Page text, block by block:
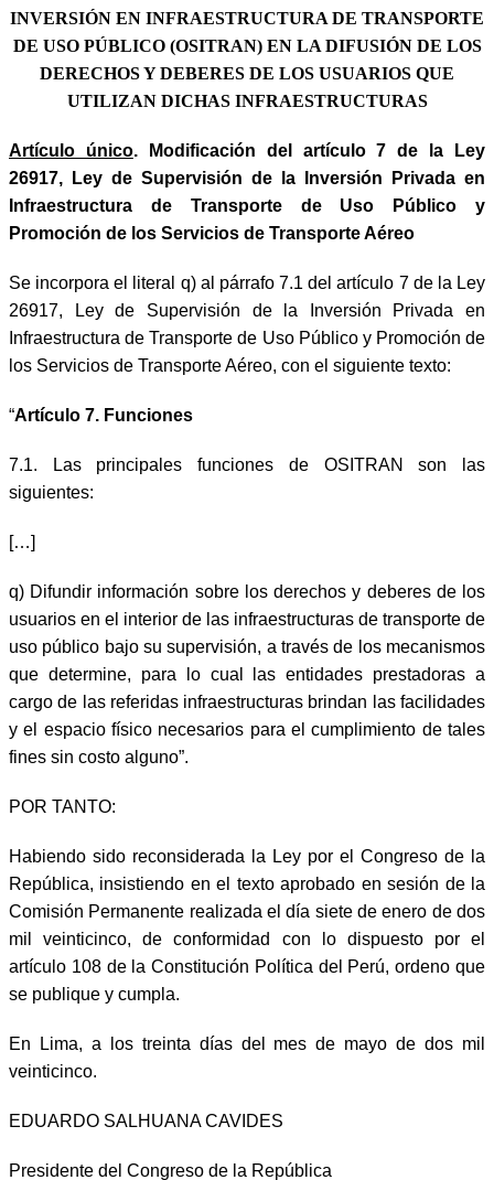
INVERSIÓN EN INFRAESTRUCTURA DE TRANSPORTE
DE USO PÚBLICO (OSITRAN) EN LA DIFUSIÓN DE LOS
DERECHOS Y DEBERES DE LOS USUARIOS QUE
UTILIZAN DICHAS INFRAESTRUCTURAS
Artículo único. Modificación del artículo 7 de la Ley
26917, Ley de Supervisión de la Inversión Privada en
Infraestructura de Transporte de Uso Público y
Promoción de los Servicios de Transporte Aéreo
Se incorpora el literal q) al párrafo 7.1 del artículo 7 de la Ley
26917, Ley de Supervisión de la Inversión Privada en
Infraestructura de Transporte de Uso Público y Promoción de
los Servicios de Transporte Aéreo, con el siguiente texto:
“Artículo 7. Funciones
7.1. Las principales funciones de OSITRAN son las
siguientes:
[…]
q) Difundir información sobre los derechos y deberes de los
usuarios en el interior de las infraestructuras de transporte de
uso público bajo su supervisión, a través de los mecanismos
que determine, para lo cual las entidades prestadoras a
cargo de las referidas infraestructuras brindan las facilidades
y el espacio físico necesarios para el cumplimiento de tales
fines sin costo alguno”.
POR TANTO:
Habiendo sido reconsiderada la Ley por el Congreso de la
República, insistiendo en el texto aprobado en sesión de la
Comisión Permanente realizada el día siete de enero de dos
mil veinticinco, de conformidad con lo dispuesto por el
artículo 108 de la Constitución Política del Perú, ordeno que
se publique y cumpla.
En Lima, a los treinta días del mes de mayo de dos mil
veinticinco.
EDUARDO SALHUANA CAVIDES
Presidente del Congreso de la República